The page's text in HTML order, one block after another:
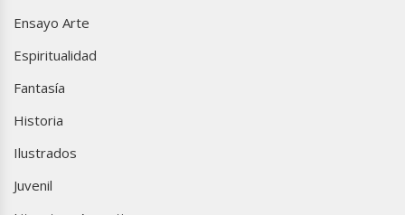
Ensayo Arte
Espiritualidad
Fantasía
Historia
Ilustrados
Juvenil